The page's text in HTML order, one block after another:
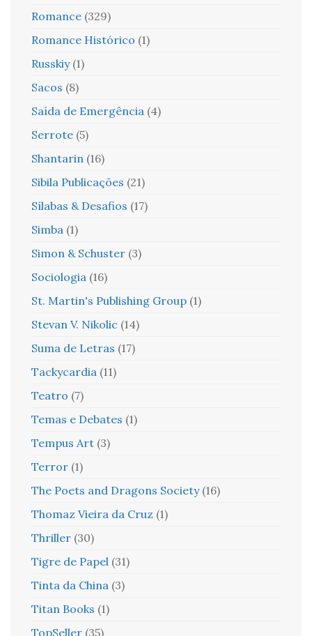
Romance (329)
Romance Histórico (1)
Russkiy (1)
Sacos (8)
Saída de Emergência (4)
Serrote (5)
Shantarin (16)
Sibila Publicações (21)
Sílabas & Desafios (17)
Simba (1)
Simon & Schuster (3)
Sociologia (16)
St. Martin's Publishing Group (1)
Stevan V. Nikolic (14)
Suma de Letras (17)
Tackycardia (11)
Teatro (7)
Temas e Debates (1)
Tempus Art (3)
Terror (1)
The Poets and Dragons Society (16)
Thomaz Vieira da Cruz (1)
Thriller (30)
Tigre de Papel (31)
Tinta da China (3)
Titan Books (1)
TopSeller (35)